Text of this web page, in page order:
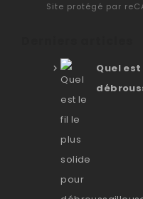
Site protégé par
Quel